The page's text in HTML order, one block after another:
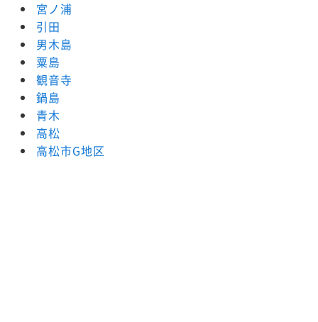
宮ノ浦
引田
男木島
粟島
観音寺
鍋島
青木
高松
高松市G地区